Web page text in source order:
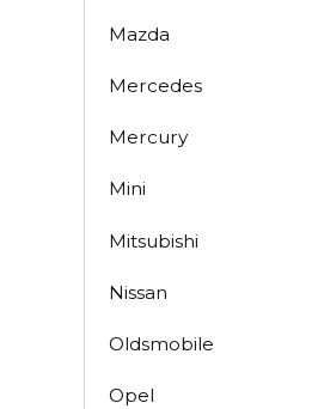
Mazda
Mercedes
Mercury
Mini
Mitsubishi
Nissan
Oldsmobile
Opel